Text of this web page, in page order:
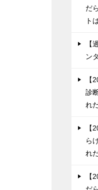
だ
ト
【
ン
【
診
れ
【
ら
れ
【